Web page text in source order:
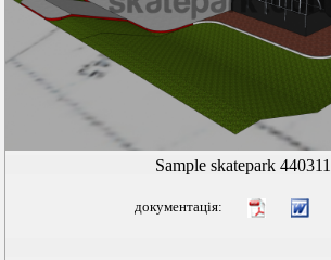
Sample skatepark 440311
документація: